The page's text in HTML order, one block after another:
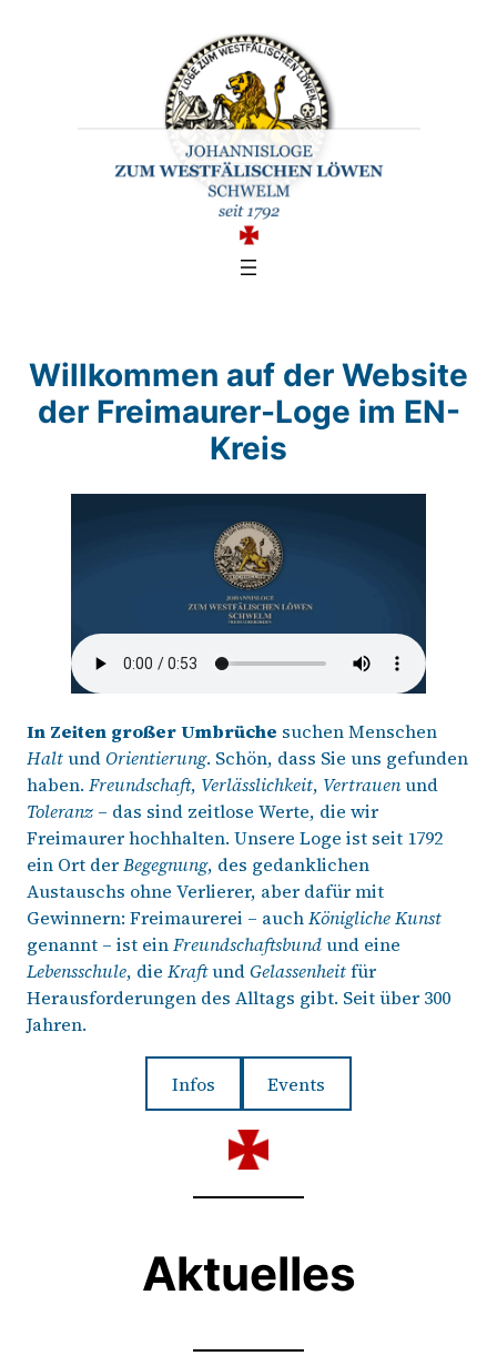
Willkommen auf der Website
der Freimaurer-Loge im EN-
Kreis
In Zeiten großer Umbrüche suchen Menschen
Haltund Orientierung. Schön, dass Sie uns gefunden
haben. Freundschaft, Verlässlichkeit, Vertrauenund
Toleranz – das sind zeitlose Werte, die wir
Freimaurer hochhalten. Unsere Loge ist seit 1792
ein Ort derBegegnung, des gedanklichen
Austauschs ohne Verlierer, aber dafür mit
Gewinnern: Freimaurerei – auchKönigliche Kunst
genannt – ist einFreundschaftsbundund eine
Lebensschule, die KraftundGelassenheitfür
Herausforderungen des Alltags gibt. Seit über 300
Jahren.
Infos Events
Aktuelles